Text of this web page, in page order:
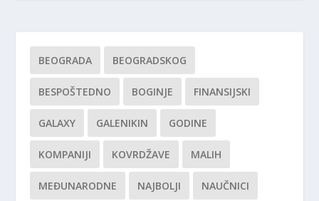
BEOGRADA BEOGRADSKOG
BESPOŠTEDNO BOGINJE FINANSIJSKI
GALAXY GALENIKIN GODINE
KOMPANIJI KOVRDŽAVE MALIH
MEĐUNARODNE NAJBOLJI NAUČNICI